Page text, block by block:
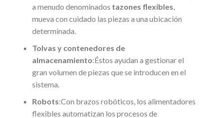
a menudo denominados tazones flexibles,
mueva con cuidado las piezas a una ubicación
determinada.
Tolvas y contenedores de
almacenamiento:Éstos ayudan a gestionar el
gran volumen de piezas que se introducen en el
sistema.
Robots:Con brazos robóticos, los alimentadores
flexibles automatizan los procesos de